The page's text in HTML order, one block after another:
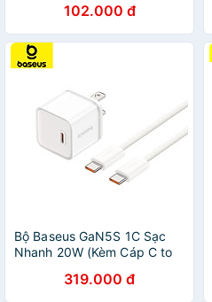
102.000 đ
Bộ Baseus GaN5S 1C Sạc
Nhanh 20W (Kèm Cáp C to
Hàng Chính Hãng
319.000 đ